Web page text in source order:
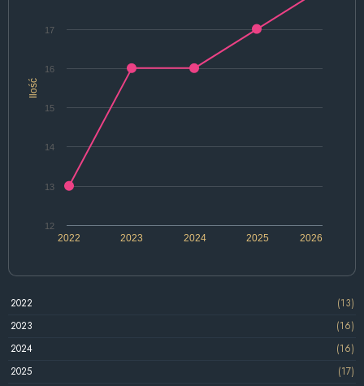
Ilość
2022 2024 2026
2023 2025
12
13
14
15
16
17
2022
(13)
2023
(16)
2024
(16)
2025
(17)